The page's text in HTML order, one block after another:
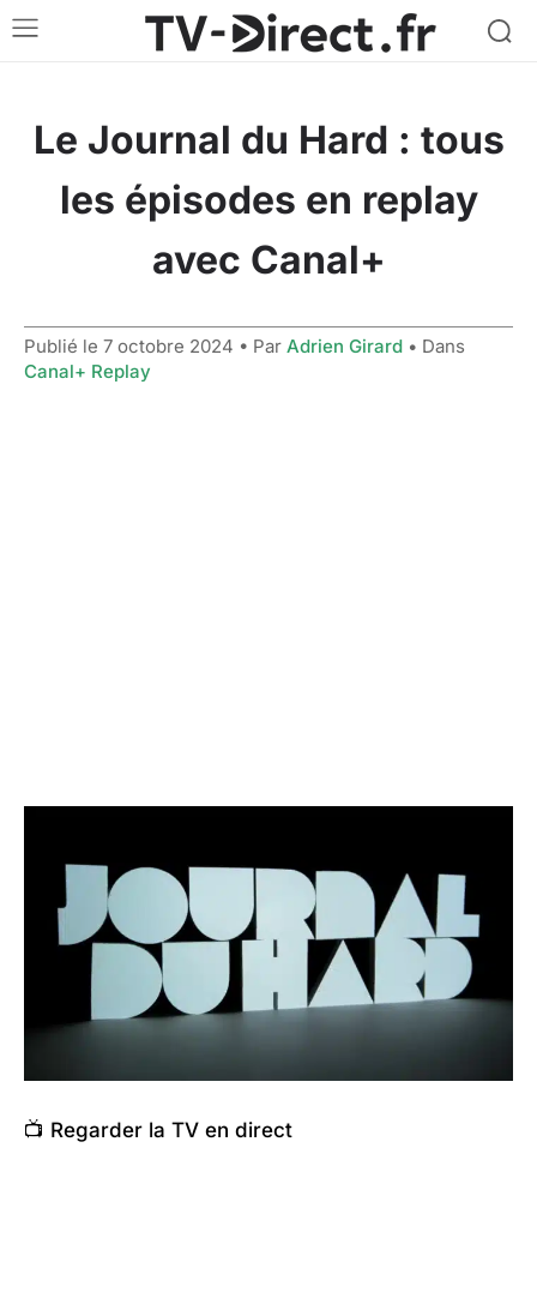
Le Journal du Hard : tous
les épisodes en replay
avec Canal+
Publié le 7 octobre 2024 • Par Adrien Girard • Dans
Canal+ Replay
📺 Regarder la TV en direct